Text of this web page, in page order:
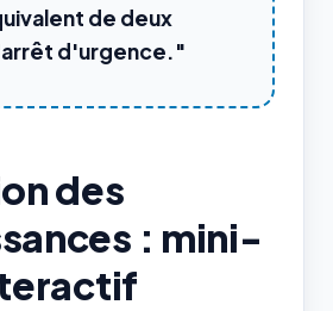
de deux
d'urgence."
des
: mini-